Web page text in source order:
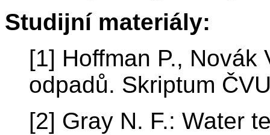
Studijní materiály:
[1] Hoffman P.,
odpadů. Skriptum
[2] Gray N. F.: Water